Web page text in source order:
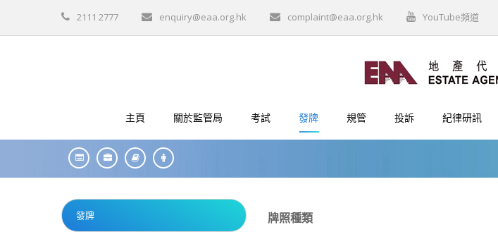
2111 2777 enquiry@eaa.org.hk complaint@eaa.org.hk YouTube頻道
主頁 關於監管局 考試 發牌 規管 投訴 紀律研訊
發牌 牌照種類